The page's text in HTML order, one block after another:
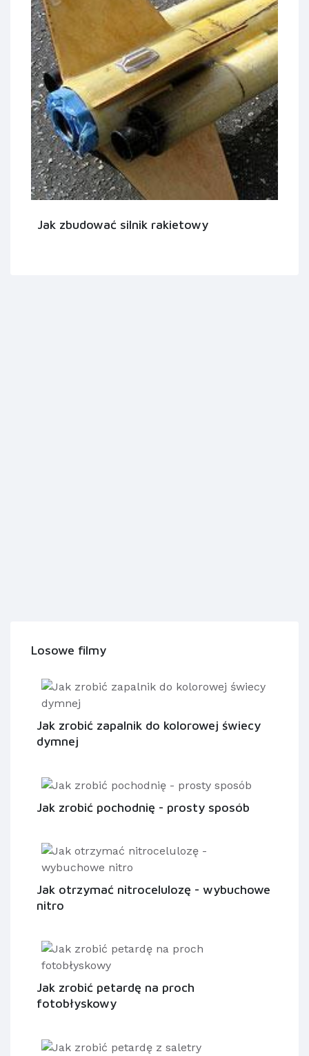
Jak zbudować silnik rakietowy
Losowe filmy
Jak zrobić zapalnik do kolorowej świecy
dymnej
Jak zrobić pochodnię - prosty sposób
Jak otrzymać nitrocelulozę - wybuchowe
nitro
Jak zrobić petardę na proch
fotobłyskowy